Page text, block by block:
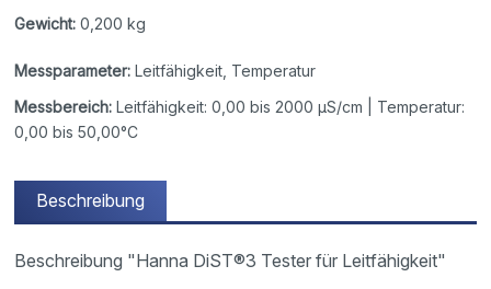
Gewicht: 0,200 kg
Messparameter: Leitfähigkeit, Temperatur
Messbereich: Leitfähigkeit: 0,00 bis 2000 µS/cm | Temperatur:
0,00 bis 50,00°C
Beschreibung
Beschreibung "Hanna DiST®3 Tester für Leitfähigkeit"